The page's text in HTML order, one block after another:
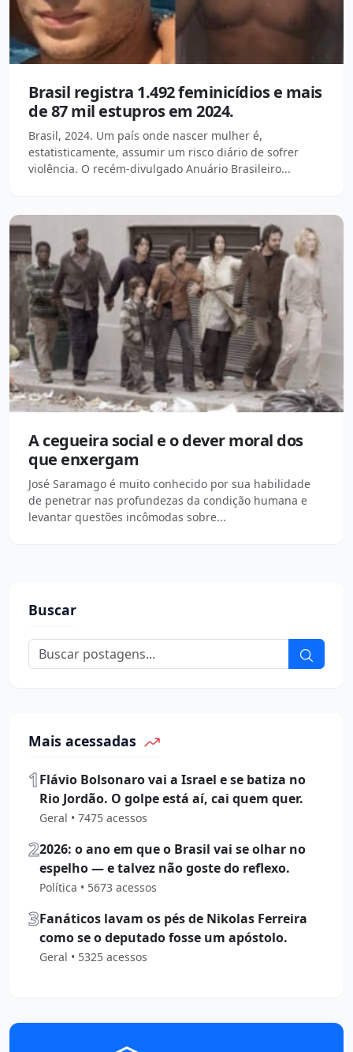
Brasil registra 1.492 feminicídios e mais
de 87 mil estupros em 2024.
Brasil, 2024. Um país onde nascer mulher é,
estatisticamente, assumir um risco diário de sofrer
violência. O recém-divulgado Anuário Brasileiro...
A cegueira social e o dever moral dos
que enxergam
José Saramago é muito conhecido por sua habilidade
de penetrar nas profundezas da condição humana e
levantar questões incômodas sobre...
Buscar
Mais acessadas
1Flávio Bolsonaro vai a Israel e se batiza no
Rio Jordão. O golpe está aí, cai quem quer.
Geral • 7475 acessos
22026: o ano em que o Brasil vai se olhar no
espelho — e talvez não goste do reflexo.
Política • 5673 acessos
3Fanáticos lavam os pés de Nikolas Ferreira
como se o deputado fosse um apóstolo.
Geral • 5325 acessos